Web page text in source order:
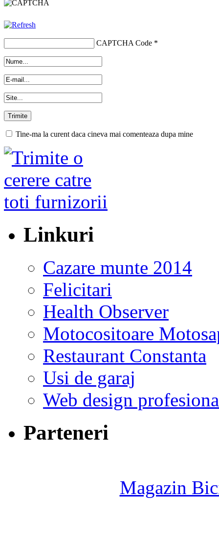
CAPTCHA Code *
Tine-ma la curent daca cineva mai comenteaza dupa mine
Linkuri
Cazare munte 2014
Felicitari
Health Observer
Motocositoare
Restaurant Constanta
Usi de garaj
Web design
Parteneri
Magazin